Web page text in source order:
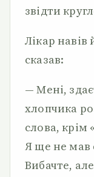
звідти
Лікар навів
сказав:
— Мені,
хлопчика
слова, крім
Я ще не мав
Вибачте,